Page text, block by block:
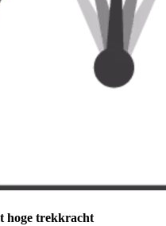
hoge trekkracht